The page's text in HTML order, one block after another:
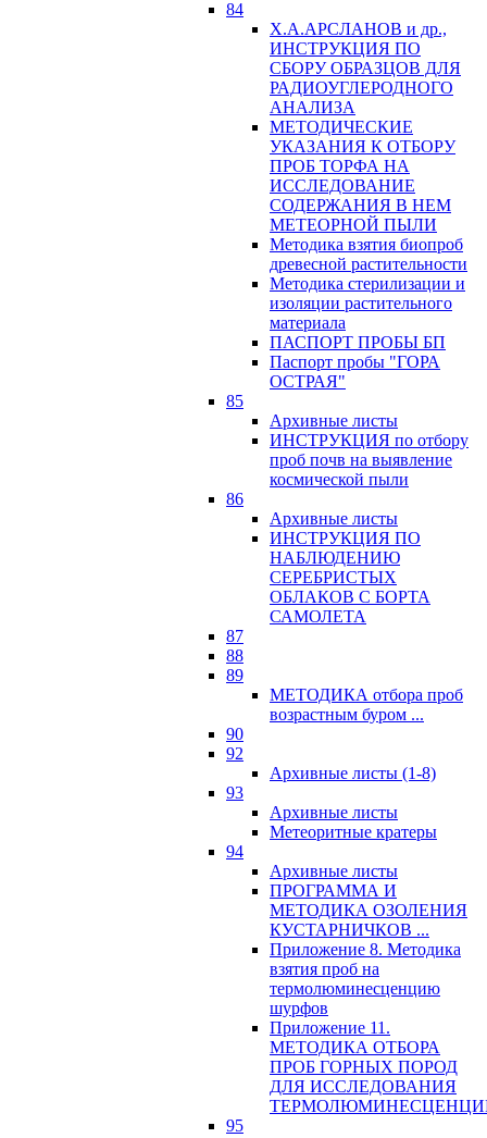
84
Х.А.АРСЛАНОВ и др.,
ИНСТРУКЦИЯ ПО
СБОРУ ОБРАЗЦОВ ДЛЯ
РАДИОУГЛЕРОДНОГО
АНАЛИЗА
МЕТОДИЧЕСКИЕ
УКАЗАНИЯ К ОТБОРУ
ПРОБ ТОРФА НА
ИССЛЕДОВАНИЕ
СОДЕРЖАНИЯ В НЕМ
МЕТЕОРНОЙ ПЫЛИ
Методика взятия биопроб
древесной растительности
Методика стерилизации и
изоляции растительного
материала
ПАСПОРТ ПРОБЫ БП
Паспорт пробы "ГОРА
ОСТРАЯ"
85
Архивные листы
ИНСТРУКЦИЯ по отбору
проб почв на выявление
космической пыли
86
Архивные листы
ИНСТРУКЦИЯ ПО
НАБЛЮДЕНИЮ
СЕРЕБРИСТЫХ
ОБЛАКОВ С БОРТА
САМОЛЕТА
87
88
89
МЕТОДИКА отбора проб
возрастным буром ...
90
92
Архивные листы (1-8)
93
Архивные листы
Метеоритные кратеры
94
Архивные листы
ПРОГРАММА И
МЕТОДИКА ОЗОЛЕНИЯ
КУСТАРНИЧКОВ ...
Приложение 8. Методика
взятия проб на
термолюминесценцию
шурфов
Приложение 11.
МЕТОДИКА ОТБОРА
ПРОБ ГОРНЫХ ПОРОД
ДЛЯ ИССЛЕДОВАНИЯ
95